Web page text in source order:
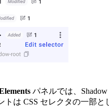
パネルでは、
トは CSS セレクタの一部と